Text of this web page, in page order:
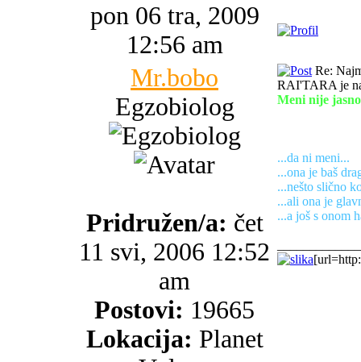
pon 06 tra, 2009
12:56 am
Mr.bobo
Egzobiolog
Pridružen/a: čet
11 svi, 2006 12:52
am
Postovi: 19665
Lokacija: Planet
Re:
RAI'TARA je
Meni nije
...da ni meni...
...ona je baš
...nešto slično
...ali ona je
...a još s onom